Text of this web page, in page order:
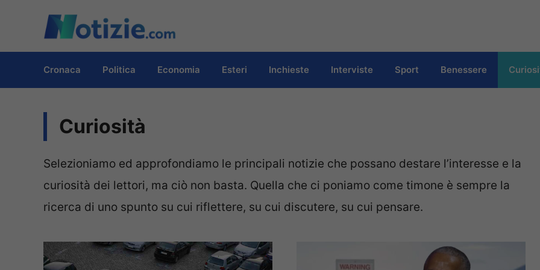
contenuto
Cronaca Politica Economia Esteri Inchieste Interviste Sport Benessere
Curiosità
Selezioniamo ed approfondiamo le principali notizie che possano destare l’interesse e la
curiosità dei lettori, ma ciò non basta. Quella che ci poniamo come timone è sempre la
ricerca di uno spunto su cui riflettere, su cui discutere, su cui pensare.